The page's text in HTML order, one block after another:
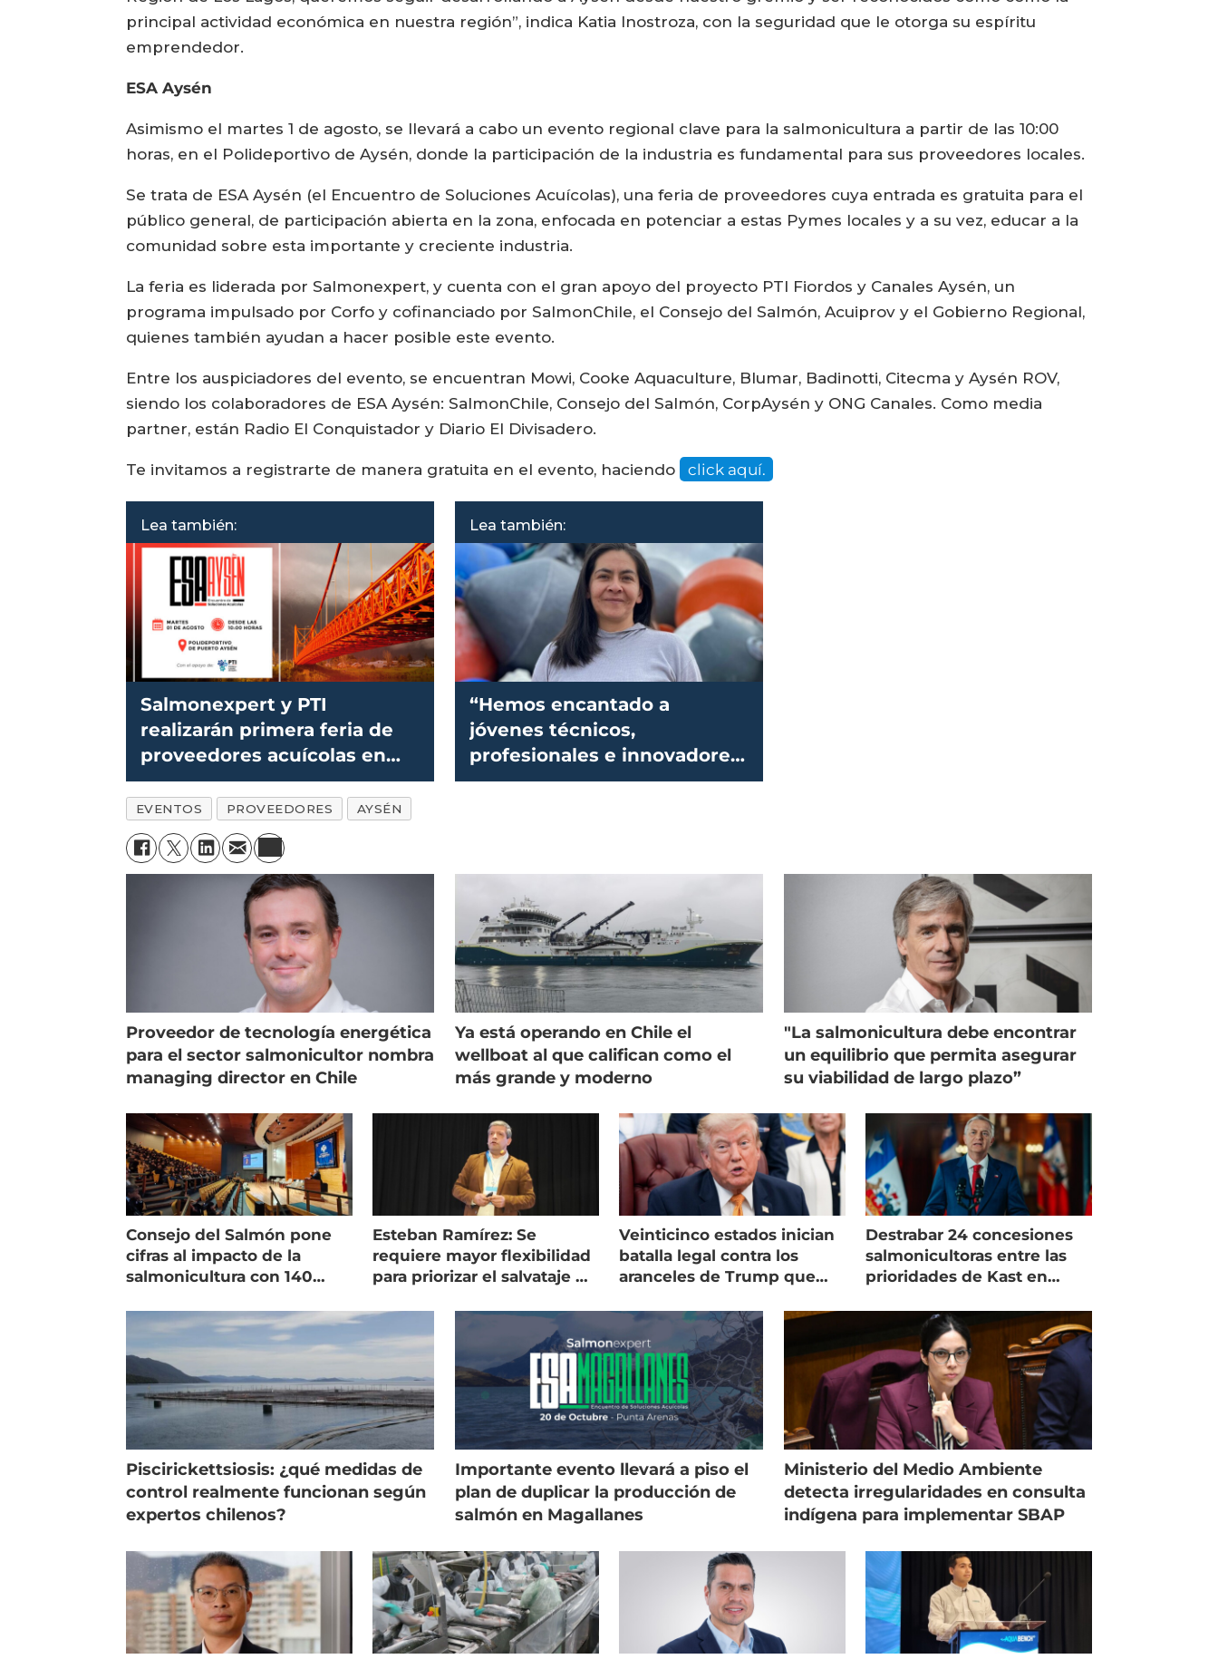
principal actividad económica en nuestra región”, indica Katia Inostroza, con la seguridad que le otorga su espíritu
emprendedor.
ESA Aysén
Asimismo el martes 1 de agosto, se llevará a cabo un evento regional clave para la salmonicultura a partir de las 10:00
horas, en el Polideportivo de Aysén, donde la participación de la industria es fundamental para sus proveedores locales.
Se trata de ESA Aysén (el Encuentro de Soluciones Acuícolas), una feria de proveedores cuya entrada es gratuita para el
público general, de participación abierta en la zona, enfocada en potenciar a estas Pymes locales y a su vez, educar a la
comunidad sobre esta importante y creciente industria.
La feria es liderada por Salmonexpert, y cuenta con el gran apoyo del proyecto PTI Fiordos y Canales Aysén, un
programa impulsado por Corfo y cofinanciado por SalmonChile, el Consejo del Salmón, Acuiprov y el Gobierno Regional,
quienes también ayudan a hacer posible este evento.
Entre los auspiciadores del evento, se encuentran Mowi, Cooke Aquaculture, Blumar, Badinotti, Citecma y Aysén ROV,
siendo los colaboradores de ESA Aysén: SalmonChile, Consejo del Salmón, CorpAysén y ONG Canales. Como media
partner, están Radio El Conquistador y Diario El Divisadero.
Te invitamos a registrarte de manera gratuita en el evento, haciendo click aquí.
Lea también:
Salmonexpert y PTI
realizarán primera feria de
proveedores acuícolas en
Aysén
Lea también:
“Hemos encantado a
jóvenes técnicos,
profesionales e innovadores
para la acuicultura”
EVENTOS PROVEEDORES AYSÉN
Proveedor de tecnología energética
para el sector salmonicultor nombra
managing director en Chile
Ya está operando en Chile el
wellboat al que califican como el
más grande y moderno
"La salmonicultura debe encontrar
un equilibrio que permita asegurar
su viabilidad de largo plazo”
Consejo del Salmón pone
cifras al impacto de la
salmonicultura con 140
Esteban Ramírez: Se
requiere mayor flexibilidad
para priorizar el salvataje de
Veinticinco estados inician
batalla legal contra los
aranceles de Trump que
Destrabar 24 concesiones
salmonicultoras entre las
prioridades de Kast en
Piscirickettsiosis: ¿qué medidas de
control realmente funcionan según
expertos chilenos?
Importante evento llevará a piso el
plan de duplicar la producción de
salmón en Magallanes
Ministerio del Medio Ambiente
detecta irregularidades en consulta
indígena para implementar SBAP